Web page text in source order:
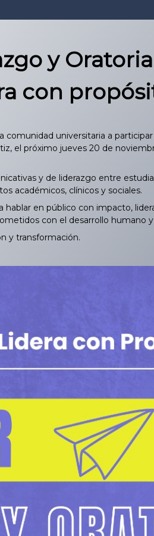
y
con
universitaria a
el próximo jueves 20 de
y de liderazgo entre
académicos, clínicos y sociales.
en público con impacto,
con el desarrollo humano y
y transformación.